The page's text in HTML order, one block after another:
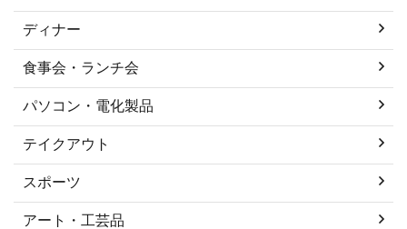
ディナー
食事会・ランチ会
パソコン・電化製品
テイクアウト
スポーツ
アート・工芸品